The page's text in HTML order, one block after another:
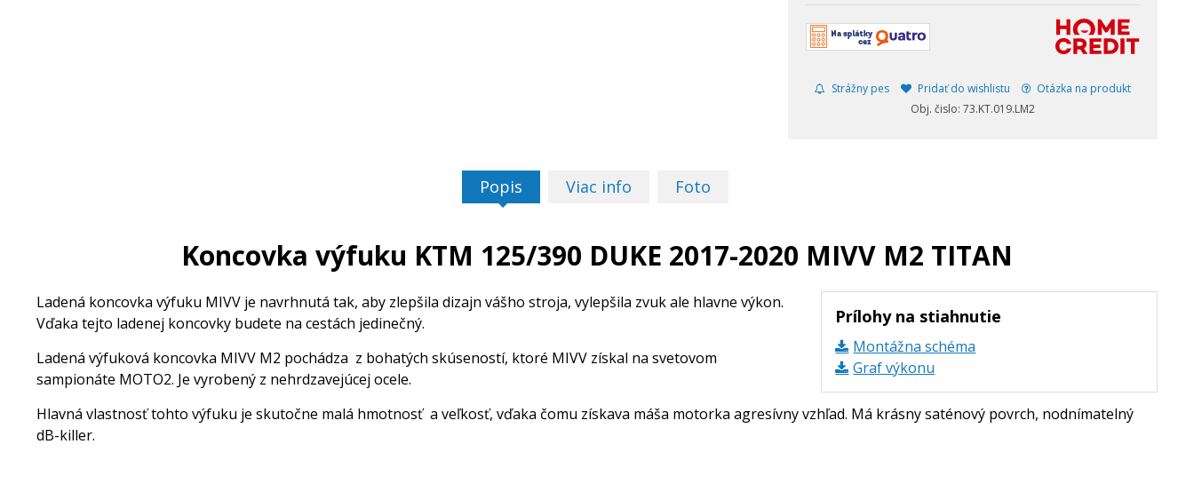
Strážny pes Pridať do wishlistu
Otázka na produkt
Obj. čislo: 73.KT.019.LM2
Popis Viac info Foto
Koncovka výfuku KTM 125/390 DUKE 2017-2020 MIVV M2 TITAN
Prílohy na stiahnutie
Montážna schéma
Graf výkonu
Ladená koncovka výfuku MIVV je navrhnutá tak, aby zlepšila dizajn vášho stroja, vylepšila zvuk ale hlavne výkon.
Vďaka tejto ladenej koncovky budete na cestách jedinečný.
Ladená výfuková koncovka MIVV M2 pochádza z bohatých skúseností, ktoré MIVV získal na svetovom
sampionáte MOTO2. Je vyrobený z nehrdzavejúcej ocele.
Hlavná vlastnosť tohto výfuku je skutočne malá hmotnosť a veľkosť, vďaka čomu získava máša motorka agresívny vzhľad. Má krásny saténový povrch, nodnímatelný
dB-killer.